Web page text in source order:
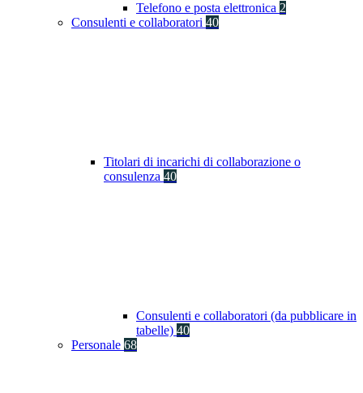
Telefono e posta elettronica 2
Consulenti e collaboratori 40
Titolari di incarichi di collaborazione o
consulenza 40
Consulenti e collaboratori (da pubblicare in
tabelle) 40
Personale 68